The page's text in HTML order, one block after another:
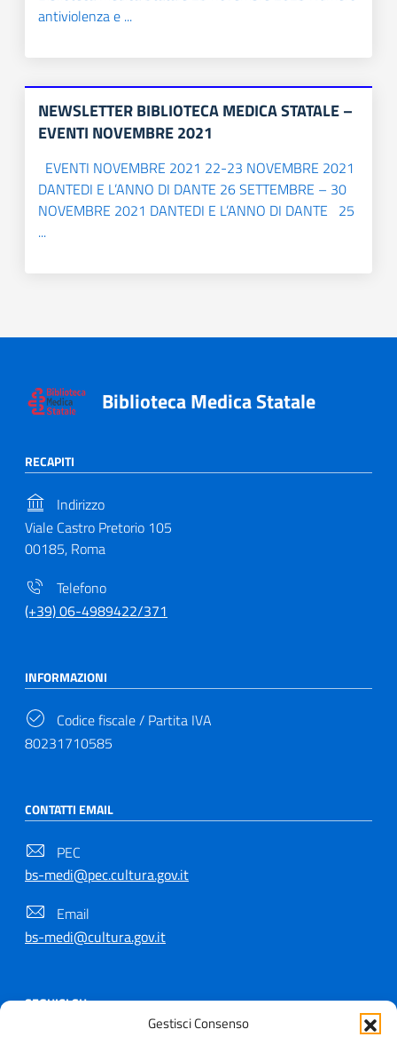
Gestisci Consenso
antiviolenza e ...
NEWSLETTER BIBLIOTECA MEDICA STATALE –
EVENTI NOVEMBRE 2021
EVENTI NOVEMBRE 2021 22-23 NOVEMBRE 2021
DANTEDI E L’ANNO DI DANTE 26 SETTEMBRE – 30
NOVEMBRE 2021 DANTEDI E L’ANNO DI DANTE 25
...
Biblioteca Medica Statale
RECAPITI
Indirizzo
Viale Castro Pretorio 105
00185, Roma
Telefono
(+39) 06-4989422/371
INFORMAZIONI
Codice fiscale / Partita IVA
80231710585
CONTATTI EMAIL
PEC
bs-medi@pec.cultura.gov.it
Email
bs-medi@cultura.gov.it
SEGUICI SU